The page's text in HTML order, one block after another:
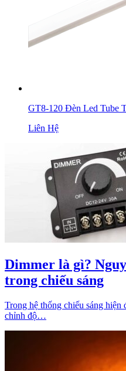
GT8-120 Đèn Led Tube
Liên Hệ
Dimmer là gì?
trong chiếu sáng
Trong hệ thống chiếu sáng
chỉnh độ…